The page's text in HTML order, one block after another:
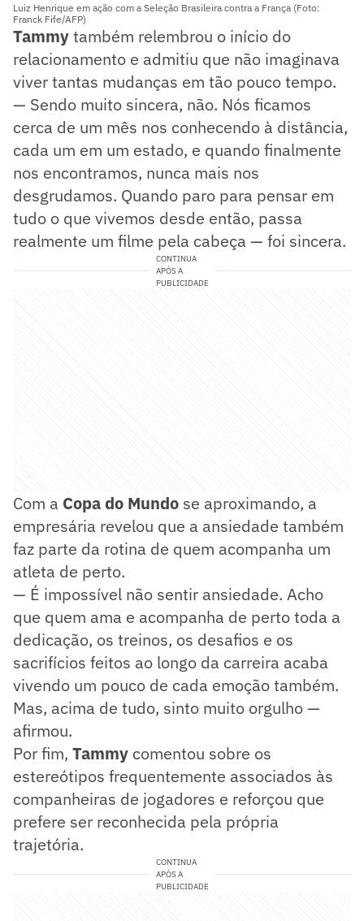
Luiz Henrique em ação com a Seleção Brasileira contra a França (Foto:
Franck Fife/AFP)
Tammytambém relembrou o início do
relacionamento e admitiu que não imaginava
viver tantas mudanças em tão pouco tempo.
— Sendo muito sincera, não. Nós ficamos
cerca de um mês nos conhecendo à distância,
cada um em um estado, e quando finalmente
nos encontramos, nunca mais nos
desgrudamos. Quando paro para pensar em
tudo o que vivemos desde então, passa
realmente um filme pela cabeça — foi sincera.
CONTINUA
APÓS A
PUBLICIDADE
Com a Copa do Mundo se aproximando, a
empresária revelou que a ansiedade também
faz parte da rotina de quem acompanha um
atleta de perto.
— É impossível não sentir ansiedade. Acho
que quem ama e acompanha de perto toda a
dedicação, os treinos, os desafios e os
sacrifícios feitos ao longo da carreira acaba
vivendo um pouco de cada emoção também.
Mas, acima de tudo, sinto muito orgulho —
afirmou.
Por fim, Tammy comentou sobre os
estereótipos frequentemente associados às
companheiras de jogadores e reforçou que
prefere ser reconhecida pela própria
trajetória.
CONTINUA
APÓS A
PUBLICIDADE